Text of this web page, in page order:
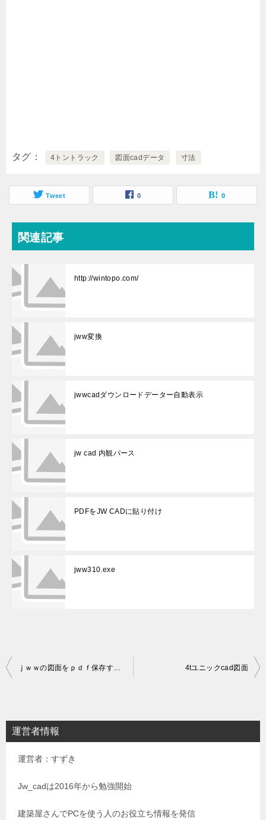
タグ 4トントラック 図面cadデータ 寸法
Tweet 0 0
関連記事
http://wintopo.com/
jww変換
jwwcadダウンロードデーター自動表示
jw cad 内観パース
PDFをJW CADに貼り付け
jww310.exe
投
ビ
ゲ
ｊｗｗの図面をｐｄｆ保存する方法 4tユニックcad図面
運営者情報
運営者：すずき
Jw_cadは2016年から勉強開始
建築屋さんでPCを使う人のお役立ち情報を発信